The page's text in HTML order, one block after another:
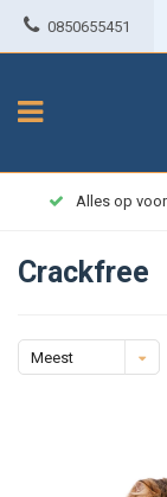
0850655451
Alles op
Crackfree
Meest